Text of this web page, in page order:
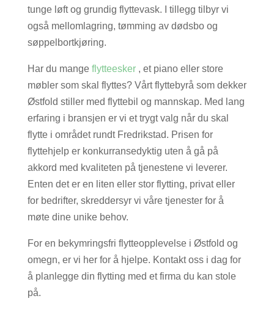
tunge løft og grundig flyttevask. I tillegg tilbyr vi
også mellomlagring, tømming av dødsbo og
søppelbortkjøring.
Har du mange flytteesker, et piano eller store
møbler som skal flyttes? Vårt flyttebyrå som dekker
Østfold stiller med flyttebil og mannskap. Med lang
erfaring i bransjen er vi et trygt valg når du skal
flytte i området rundt Fredrikstad. Prisen for
flyttehjelp er konkurransedyktig uten å gå på
akkord med kvaliteten på tjenestene vi leverer.
Enten det er en liten eller stor flytting, privat eller
for bedrifter, skreddersyr vi våre tjenester for å
møte dine unike behov.
For en bekymringsfri flytteopplevelse i Østfold og
omegn, er vi her for å hjelpe. Kontakt oss i dag for
å planlegge din flytting med et firma du kan stole
på.